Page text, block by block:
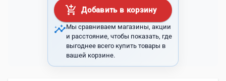
add_shopping_cart Добавить в корзину
insightsМы сравниваем магазины, акции
и расстояние, чтобы показать, где
выгоднее всего купить товары в
вашей корзине.